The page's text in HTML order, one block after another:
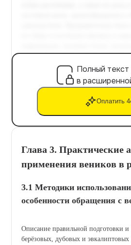
Полный
в
Оплатить
Глава 3. Практические
применения веников в
3.1 Методики
особенности обращения с
Описание правильной подготовки и
берёзовых, дубовых и эвкалиптовых